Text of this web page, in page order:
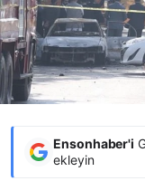
Ensonhaber'i
ekleyin